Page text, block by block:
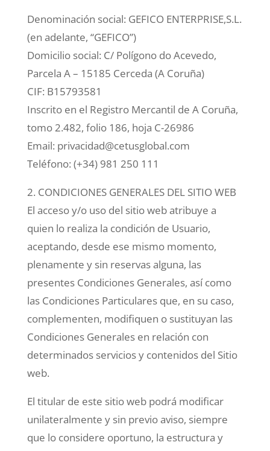
Denominación social: GEFICO ENTERPRISE,S.L.
(en adelante, “GEFICO”)
Domicilio social: C/ Polígono do Acevedo,
Parcela A – 15185 Cerceda (A Coruña)
CIF: B15793581
Inscrito en el Registro Mercantil de A Coruña,
tomo 2.482, folio 186, hoja C-26986
Email: privacidad@cetusglobal.com
Teléfono: (+34) 981 250 111
2. CONDICIONES GENERALES DEL SITIO WEB
El acceso y/o uso del sitio web atribuye a
quien lo realiza la condición de Usuario,
aceptando, desde ese mismo momento,
plenamente y sin reservas alguna, las
presentes Condiciones Generales, así como
las Condiciones Particulares que, en su caso,
complementen, modifiquen o sustituyan las
Condiciones Generales en relación con
determinados servicios y contenidos del Sitio
web.
El titular de este sitio web podrá modificar
unilateralmente y sin previo aviso, siempre
que lo considere oportuno, la estructura y